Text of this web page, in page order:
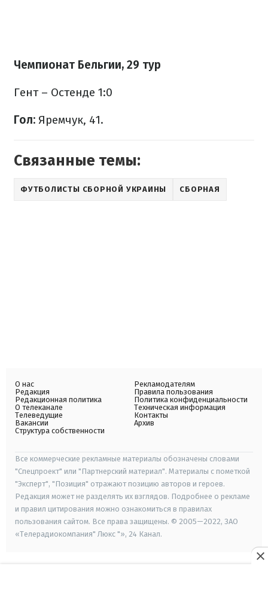
Чемпионат Бельгии, 29 тур
Гент – Остенде 1:0
Гол: Яремчук, 41.
Связанные темы:
ФУТБОЛИСТЫ СБОРНОЙ УКРАИНЫ СБОРНАЯ
О нас
Редакция
Редакционная политика
О телеканале
Телеведущие
Вакансии
Структура собственности
Рекламодателям
Правила пользования
Политика конфиденциальности
Техническая информация
Контакты
Архив
Все коммерческие рекламные материалы обозначены словами
"Спецпроект" или "Партнерский материал". Материалы с пометкой
"Эксперт", "Позиция" отражают позицию авторов и героев.
Редакция может не разделять их взглядов. Подробнее о рекламе
и правил цитирования можно ознакомиться в правилах
пользования сайтом. Все права защищены. © 2005—2022, ЗАО
«Телерадиокомпания" Люкс "», 24 Канал.